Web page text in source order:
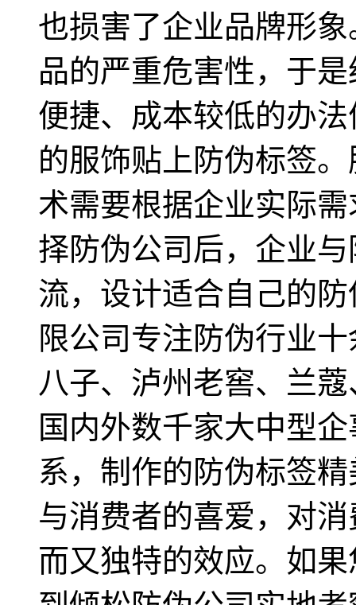
也损害了企业品牌形
品的严重危害性，于
便捷、成本较低的办
的服饰贴上防伪标签
术需要根据企业实际
择防伪公司后，企业
流，设计适合自己的
限公司专注防伪行业
八子、泸州老窖、兰
国内外数千家大中型
系，制作的防伪标签
与消费者的喜爱，对
而又独特的效应。如